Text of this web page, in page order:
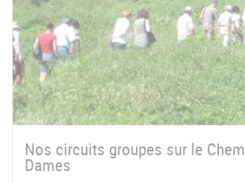
Nos circuits groupes sur le
Dames